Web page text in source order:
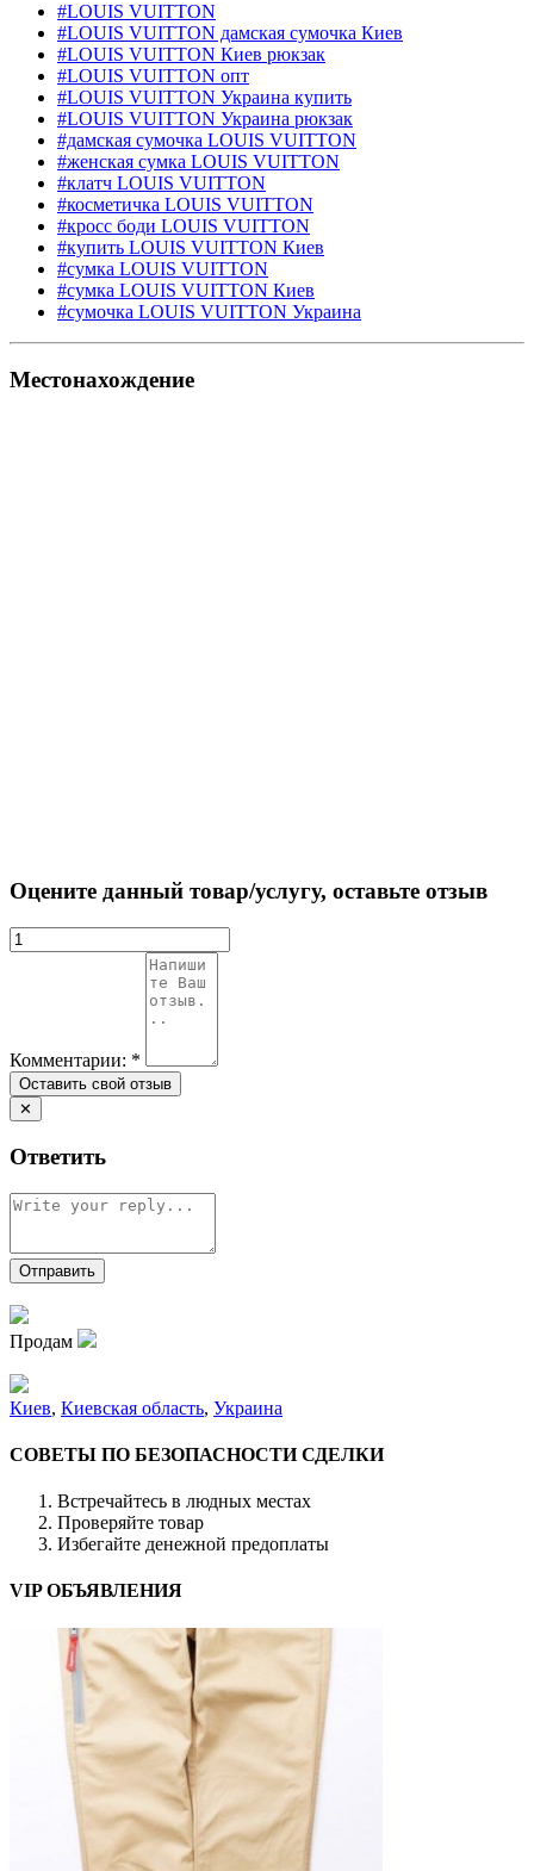
#LOUIS VUITTON
#LOUIS VUITTON дамская сумочка Киев
#LOUIS VUITTON Киев рюкзак
#LOUIS VUITTON опт
#LOUIS VUITTON Украина купить
#LOUIS VUITTON Украина рюкзак
#дамская сумочка LOUIS VUITTON
#женская сумка LOUIS VUITTON
#клатч LOUIS VUITTON
#косметичка LOUIS VUITTON
#кросс боди LOUIS VUITTON
#купить LOUIS VUITTON Киев
#сумка LOUIS VUITTON
#сумка LOUIS VUITTON Киев
#сумочка LOUIS VUITTON Украина
Местонахождение
Оцените данный товар/услугу, оставьте отзыв
Комментарии: *
✕
Ответить
Продам
Киев, Киевская область, Украина
СОВЕТЫ ПО БЕЗОПАСНОСТИ СДЕЛКИ
Встречайтесь в людных местах
Проверяйте товар
Избегайте денежной предоплаты
VIP ОБЪЯВЛЕНИЯ